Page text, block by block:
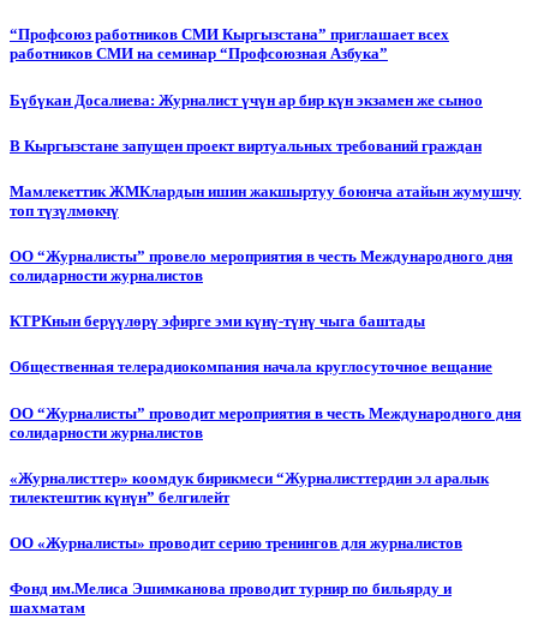
“Профсоюз работников СМИ Кыргызстана” приглашает всех
работников СМИ на семинар “Профсоюзная Азбука”
Бүбүкан Досалиева: Журналист үчүн ар бир күн экзамен же сыноо
В Кыргызстане запущен проект виртуальных требований граждан
Мамлекеттик ЖМКлардын ишин жакшыртуу боюнча атайын жумушчу
топ түзүлмөкчү
ОО “Журналисты” провело мероприятия в честь Международного дня
солидарности журналистов
КТРКнын берүүлөрү эфирге эми күнү-түнү чыга баштады
Общественная телерадиокомпания начала круглосуточное вещание
ОО “Журналисты” проводит мероприятия в честь Международного дня
солидарности журналистов
«Журналисттер» коомдук бирикмеси “Журналисттердин эл аралык
тилектештик күнүн” белгилейт
ОО «Журналисты» проводит серию тренингов для журналистов
Фонд им.Мелиса Эшимканова проводит турнир по бильярду и
шахматам